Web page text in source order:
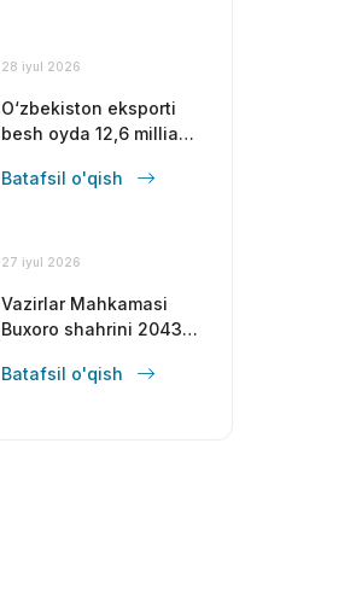
28 iyul 2026
O‘zbekiston eksporti
besh oyda 12,6 milliard
Batafsil o'qish
27 iyul 2026
Vazirlar Mahkamasi
Buxoro shahrini 2043-
rivojlantirishning bosh
Batafsil o'qish